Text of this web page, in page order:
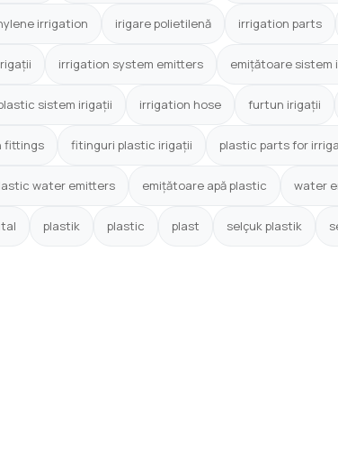
irrigation irigare polietilenă irrigation parts
irrigation system emitters emițătoare sistem
sistem irigații irrigation hose furtun irigații
fittings fitinguri plastic irigații plastic parts for
water emitters emițătoare apă plastic water
plastik plastic plast selçuk plastik